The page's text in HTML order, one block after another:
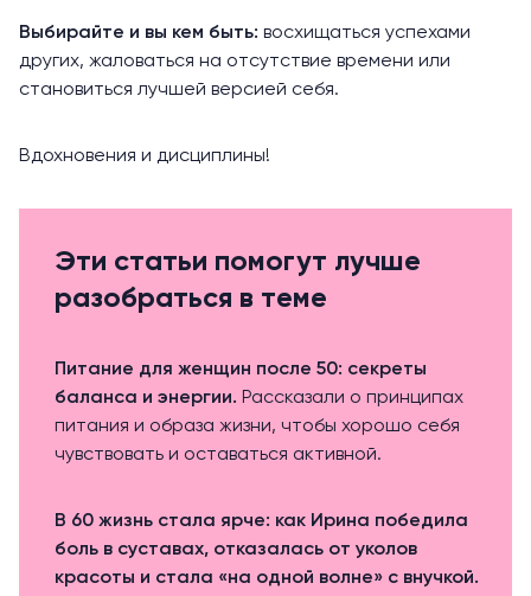
Выбирайте и вы кем быть: восхищаться успехами
других, жаловаться на отсутствие времени или
становиться лучшей версией себя.
Вдохновения и дисциплины!
Эти статьи помогут лучше
разобраться в теме
Питание для женщин после 50: секреты
баланса и энергии. Рассказали о принципах
питания и образа жизни, чтобы хорошо себя
чувствовать и оставаться активной.
В 60 жизнь стала ярче: как Ирина победила
боль в суставах, отказалась от уколов
красоты и стала «на одной волне» с внучкой.